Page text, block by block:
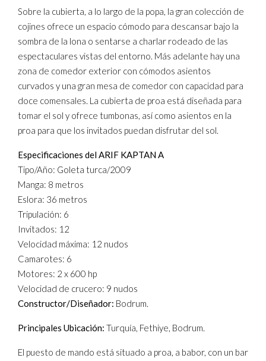
Sobre la cubierta, a lo largo de la popa, la gran colección de
cojines ofrece un espacio cómodo para descansar bajo la
sombra de la lona o sentarse a charlar rodeado de las
espectaculares vistas del entorno. Más adelante hay una
zona de comedor exterior con cómodos asientos
curvados y una gran mesa de comedor con capacidad para
doce comensales. La cubierta de proa está diseñada para
tomar el sol y ofrece tumbonas, así como asientos en la
proa para que los invitados puedan disfrutar del sol.
Especificaciones del ARIF KAPTAN A
Tipo/Año: Goleta turca/2009
Manga: 8 metros
Eslora: 36 metros
Tripulación: 6
Invitados: 12
Velocidad máxima: 12 nudos
Camarotes: 6
Motores: 2 x 600 hp
Velocidad de crucero: 9 nudos
Constructor/Diseñador: Bodrum.
Principales Ubicación: Turquía, Fethiye, Bodrum.
El puesto de mando está situado a proa, a babor, con un bar